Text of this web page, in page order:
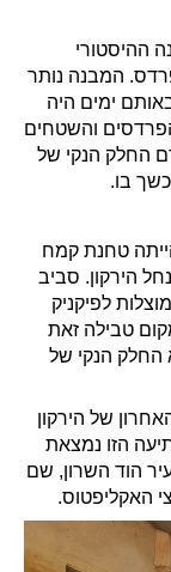
ההיסטורי
המבנה נותר
שתפקידו באותם ימים היה
והשטחים
החלק הנקי של
בו.
טחנת קמח
הירקון. סביב
לפיקניק
טבילה זאת
החלק הנקי של
של הירקון
הזו נמצאת
הוד השרון, שם
האקליפטוס.